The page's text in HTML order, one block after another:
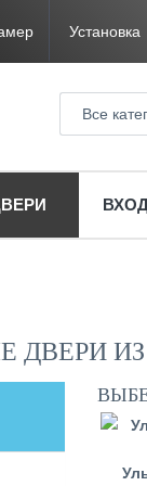
Установка
Все
ДВЕРИ